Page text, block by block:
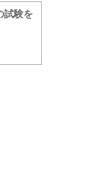
試験を